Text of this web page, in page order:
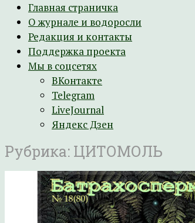
Главная страничка
О журнале и водоросли
Редакция и контакты
Поддержка проекта
Мы в соцсетях
ВКонтакте
Telegram
LiveJournal
Яндекс Дзен
Рубрика: ЦИТОМОЛЬ